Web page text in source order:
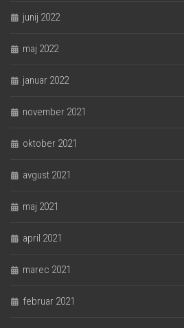
junij 2022
maj 2022
januar 2022
november 2021
oktober 2021
avgust 2021
maj 2021
april 2021
marec 2021
februar 2021